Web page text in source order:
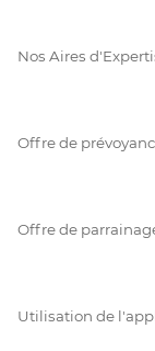
Nos Aires
Offre de
Offre de
Utilisation de